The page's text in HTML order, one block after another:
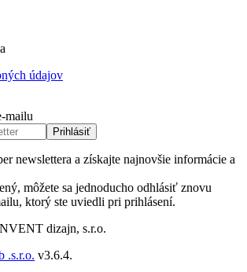
údajov
mailu
Prihlásiť
newslettera a získajte najnovšie informácie a
môžete sa jednoducho odhlásiť znovu
ktorý ste uviedli pri prihlásení.
dizajn, s.r.o.
.s.r.o. v3.6.4.